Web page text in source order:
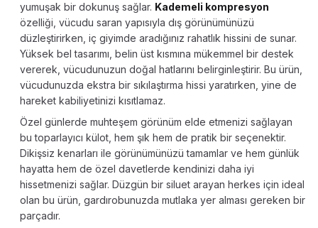
yumuşak bir dokunuş sağlar. Kademeli kompresyon
özelliği, vücudu saran yapısıyla dış görünümünüzü
düzleştirirken, iç giyimde aradığınız rahatlık hissini de sunar.
Yüksek bel tasarımı, belin üst kısmına mükemmel bir destek
vererek, vücudunuzun doğal hatlarını belirginleştirir. Bu ürün,
vücudunuzda ekstra bir sıkılaştırma hissi yaratırken, yine de
hareket kabiliyetinizi kısıtlamaz.
Özel günlerde muhteşem görünüm elde etmenizi sağlayan
bu toparlayıcı külot, hem şık hem de pratik bir seçenektir.
Dikişsiz kenarları ile görünümünüzü tamamlar ve hem günlük
hayatta hem de özel davetlerde kendinizi daha iyi
hissetmenizi sağlar. Düzgün bir siluet arayan herkes için ideal
olan bu ürün, gardırobunuzda mutlaka yer alması gereken bir
parçadır.